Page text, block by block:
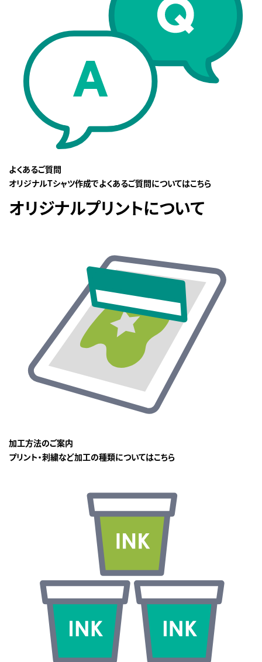
よくあるご質問
オリジナルTシャツ作成でよくあるご質問についてはこちら
オリジナルプリントについて
加工方法のご案内
プリント・刺繍など加工の種類についてはこちら